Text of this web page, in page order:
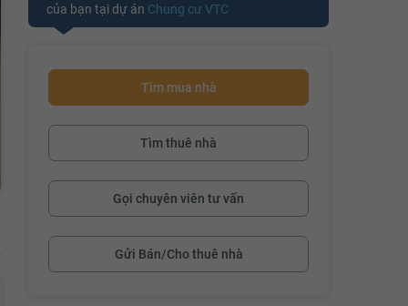
của bạn tại dự án Chung cư VTC
Tìm mua nhà
Tìm thuê nhà
Gọi chuyên viên tư vấn
Gửi Bán/Cho thuê nhà